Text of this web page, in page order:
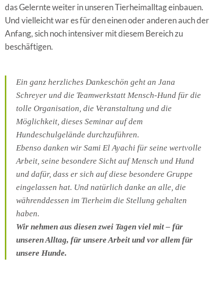
das Gelernte weiter in unseren Tierheimalltag einbauen.
Und vielleicht war es für den einen oder anderen auch der
Anfang, sich noch intensiver mit diesem Bereich zu
beschäftigen.
Ein ganz herzliches Dankeschön geht an Jana
Schreyer und die Teamwerkstatt Mensch-Hund für die
tolle Organisation, die Veranstaltung und die
Möglichkeit, dieses Seminar auf dem
Hundeschulgelände durchzuführen.
Ebenso danken wir Sami El Ayachi für seine wertvolle
Arbeit, seine besondere Sicht auf Mensch und Hund
und dafür, dass er sich auf diese besondere Gruppe
eingelassen hat. Und natürlich danke an alle, die
währenddessen im Tierheim die Stellung gehalten
haben.
Wir nehmen aus diesen zwei Tagen viel mit – für
unseren Alltag, für unsere Arbeit und vor allem für
unsere Hunde.